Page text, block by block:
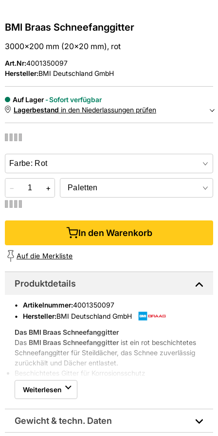
BMI Braas Schneefanggitter
3000x200 mm (20x20 mm), rot
Art.Nr:4001350097
Hersteller:BMI Deutschland GmbH
Auf Lager
Sofort verfügbar
Lagerbestand in den Niederlassungen prüfen
Online kaufen &
− +
In den Warenkorb
Auf die Merkliste
Produktdetails
Artikelnummer:4001350097
Hersteller:BMI Deutschland GmbH
Das BMI Braas Schneefanggitter
Das BMI Braas Schneefanggitterist ein rot beschichtetes
Schneefanggitter für Steildächer, das Schnee zuverlässig
zurückhält und Dächer entlastet.
Beschichtetes Gitter für Korrosionsschutz
Abmessung 3000 x 200 mm für lange Dachabschnitte
Maschenmaß 20 x 20 mm für sicheren Schneestopp
DasBMI Braas Schneefanggitter
Bauweise mit beschichteter Oberfläche und einem
Weiterlesen
Gewicht & techn. Daten